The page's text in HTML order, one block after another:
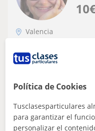
10
Valencia
española y
filologia
docencia.Desde hace
para extranjeros .Todo
Política de Cookies
Tusclasesparticulares
para garantizar el
personalizar el